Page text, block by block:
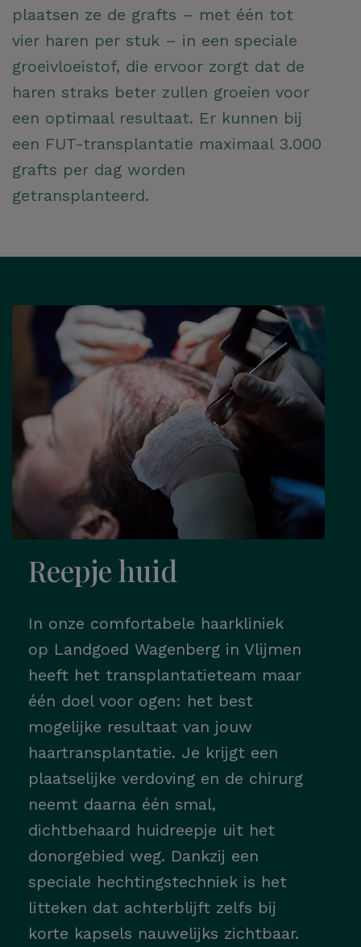
plaatsen ze de grafts – met één tot
vier haren per stuk – in een speciale
groeivloeistof, die ervoor zorgt dat de
haren straks beter zullen groeien voor
een optimaal resultaat. Er kunnen bij
een FUT-transplantatie maximaal 3.000
grafts per dag worden
getransplanteerd.
Reepje huid
In onze comfortabele haarkliniek
op Landgoed Wagenberg in Vlijmen
heeft het transplantatieteam maar
één doel voor ogen: het best
mogelijke resultaat van jouw
haartransplantatie. Je krijgt een
plaatselijke verdoving en de chirurg
neemt daarna één smal,
dichtbehaard huidreepje uit het
donorgebied weg. Dankzij een
speciale hechtingstechniek is het
litteken dat achterblijft zelfs bij
korte kapsels nauwelijks zichtbaar.